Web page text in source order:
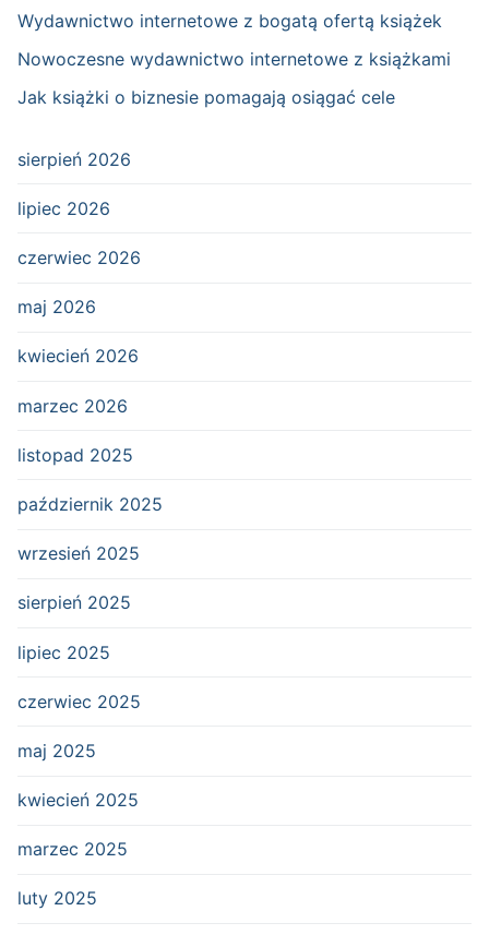
Wydawnictwo internetowe z bogatą ofertą książek
Nowoczesne wydawnictwo internetowe z książkami
Jak książki o biznesie pomagają osiągać cele
sierpień 2026
lipiec 2026
czerwiec 2026
maj 2026
kwiecień 2026
marzec 2026
listopad 2025
październik 2025
wrzesień 2025
sierpień 2025
lipiec 2025
czerwiec 2025
maj 2025
kwiecień 2025
marzec 2025
luty 2025